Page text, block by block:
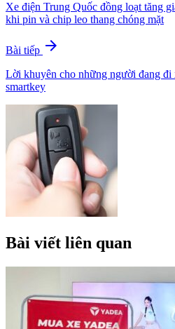
Xe điện Trung Quốc đồng loạt tăng
khi pin và chip leo thang chóng mặt
Bài tiếp arrow_forward
Lời khuyên cho những người đang đi
smartkey
Bài viết liên quan